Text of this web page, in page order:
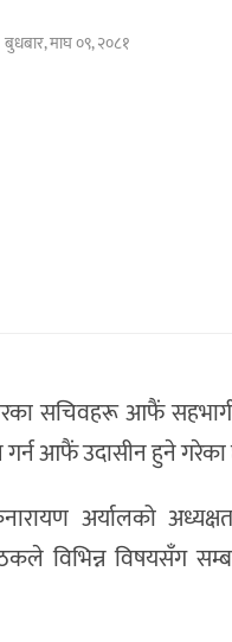
बुधबार, माघ ०९, २०८१
सचिवहरू आफैं
गर्न आफैं उदासीन हुने
अर्यालको
विभिन्न विषयसँग